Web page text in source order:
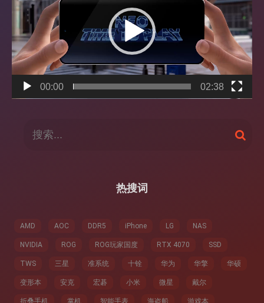
放
器
00:00 02:38
搜
索
热搜词
AMD AOC DDR5 iPhone LG NAS
NVIDIA ROG ROG玩家国度 RTX 4070 SSD
TWS 三星 准系统 十铨 华为 华擎 华硕
变形本 安克 宏碁 小米 微星 戴尔